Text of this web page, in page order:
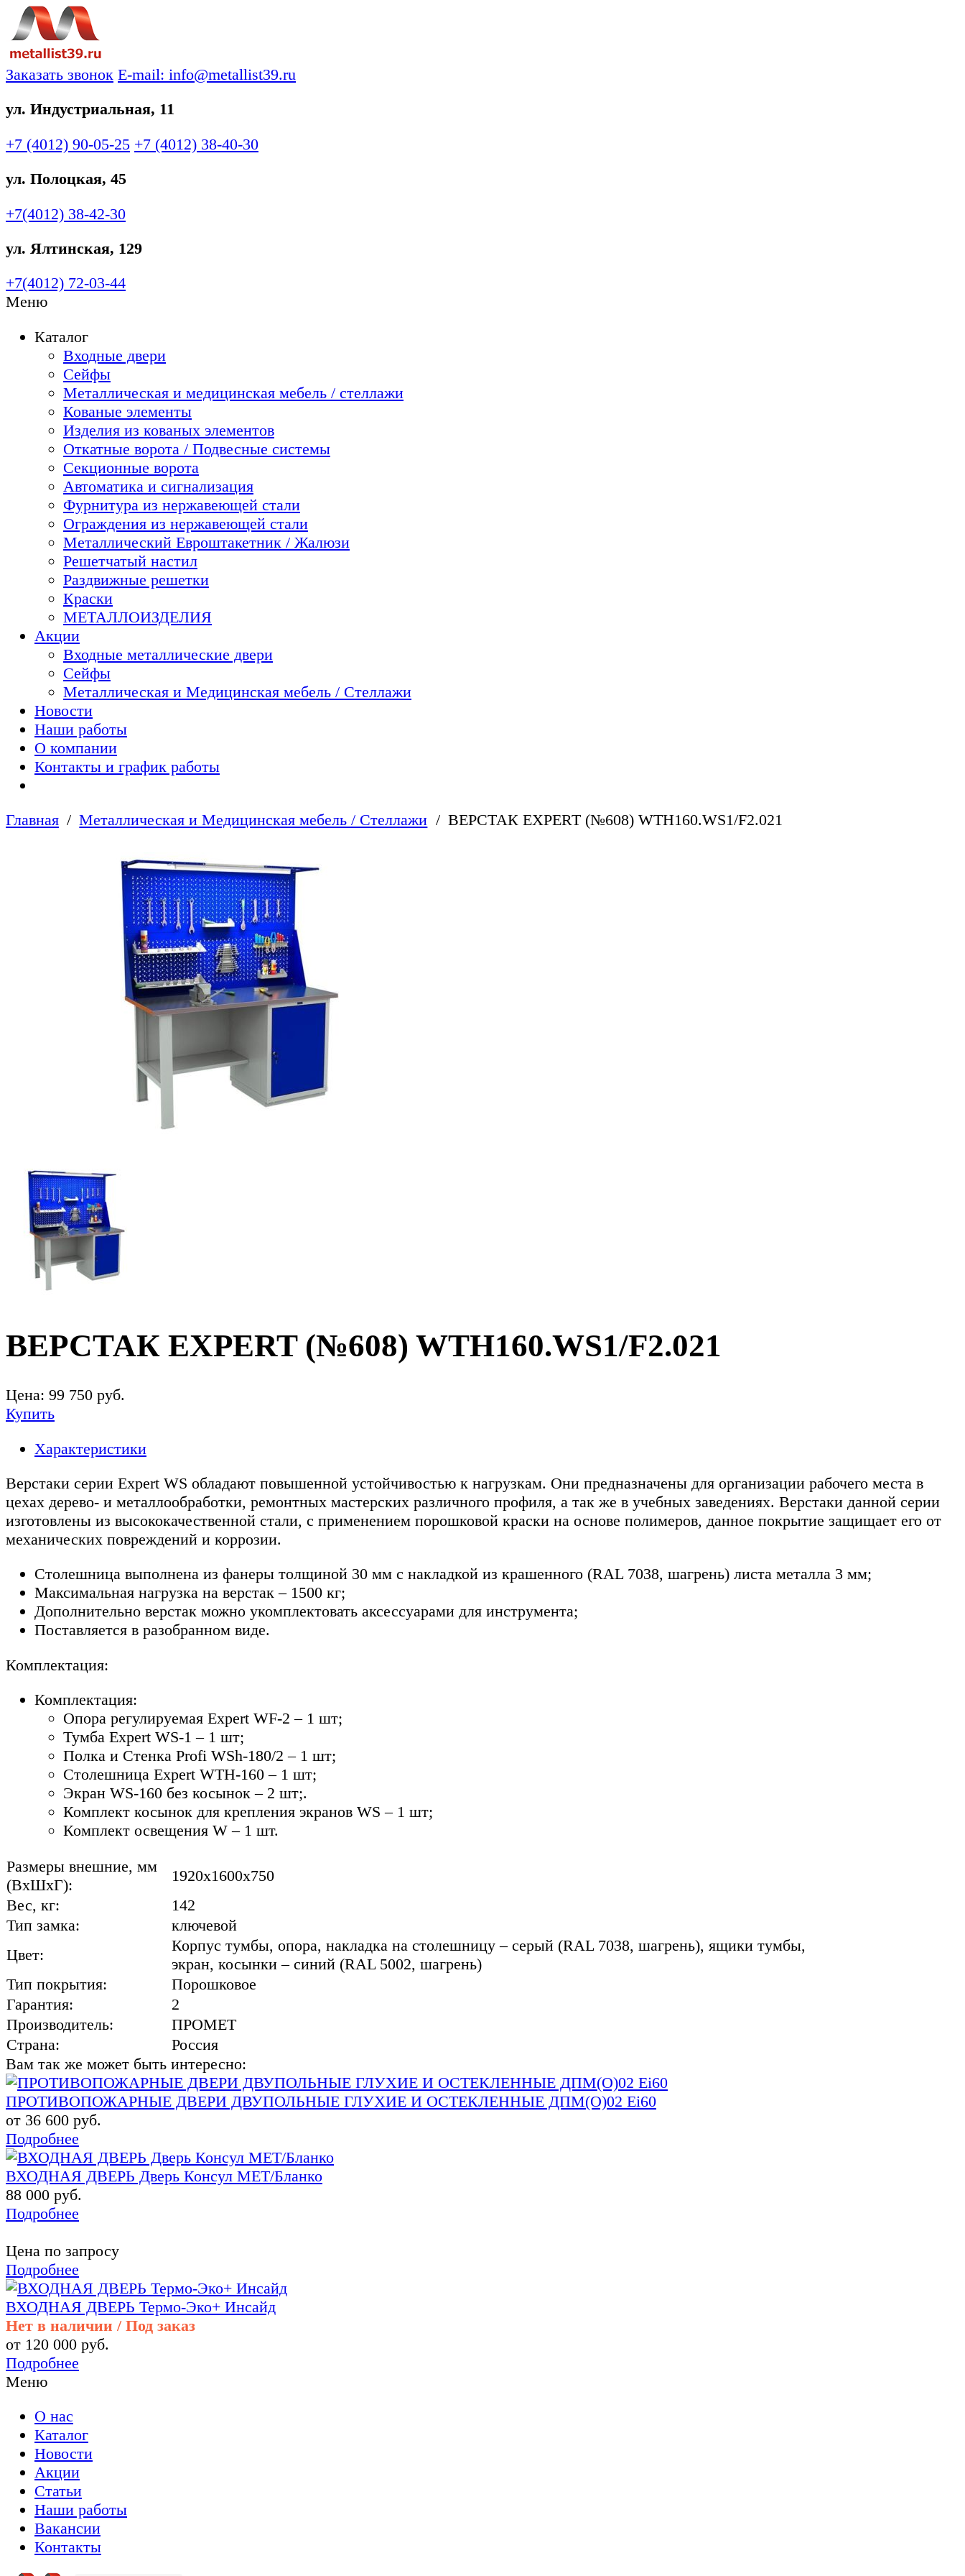
Заказать звонок E-mail: info@metallist39.ru
ул. Индустриальная, 11
+7 (4012) 90-05-25 +7 (4012) 38-40-30
ул. Полоцкая, 45
+7(4012) 38-42-30
ул. Ялтинская, 129
+7(4012) 72-03-44
Меню
Каталог
Входные двери
Сейфы
Металлическая и медицинская мебель / стеллажи
Кованые элементы
Изделия из кованых элементов
Откатные ворота / Подвесные системы
Секционные ворота
Автоматика и сигнализация
Фурнитура из нержавеющей стали
Ограждения из нержавеющей стали
Металлический Евроштакетник / Жалюзи
Решетчатый настил
Раздвижные решетки
Краски
МЕТАЛЛОИЗДЕЛИЯ
Акции
Входные металлические двери
Сейфы
Металлическая и Медицинская мебель / Стеллажи
Новости
Наши работы
О компании
Контакты и график работы
Главная Металлическая и Медицинская мебель / Стеллажи ВЕРСТАК EXPERT (№608) WTH160.WS1/F2.021
ВЕРСТАК EXPERT (№608) WTH160.WS1/F2.021
Цена: 99 750 руб.
Купить
Характеристики
Верстаки серии Expert WS обладают повышенной устойчивостью к нагрузкам. Они предназначены для организации рабочего места в
цехах дерево- и металлообработки, ремонтных мастерских различного профиля, а так же в учебных заведениях. Верстаки данной серии
изготовлены из высококачественной стали, с применением порошковой краски на основе полимеров, данное покрытие защищает его от
механических повреждений и коррозии.
Столешница выполнена из фанеры толщиной 30 мм с накладкой из крашенного (RAL 7038, шагрень) листа металла 3 мм;
Максимальная нагрузка на верстак – 1500 кг;
Дополнительно верстак можно укомплектовать аксессуарами для инструмента;
Поставляется в разобранном виде.
Комплектация:
Комплектация:
Опора регулируемая Expert WF-2 – 1 шт;
Тумба Expert WS-1 – 1 шт;
Полка и Стенка Profi WSh-180/2 – 1 шт;
Столешница Expert WTH-160 – 1 шт;
Экран WS-160 без косынок – 2 шт;.
Комплект косынок для крепления экранов WS – 1 шт;
Комплект освещения W – 1 шт.
Размеры внешние, мм
(ВхШхГ):
1920x1600x750
Вес, кг:
142
Тип замка:
ключевой
Цвет:
Корпус тумбы, опора, накладка на столешницу – серый (RAL 7038, шагрень), ящики тумбы,
экран, косынки – синий (RAL 5002, шагрень)
Тип покрытия:
Порошковое
Гарантия:
2
Производитель:
ПРОМЕТ
Страна:
Россия
Вам так же может быть интересно:
ПРОТИВОПОЖАРНЫЕ ДВЕРИ ДВУПОЛЬНЫЕ ГЛУХИЕ И ОСТЕКЛЕННЫЕ ДПМ(О)02 Ei60
от 36 600 руб.
Подробнее
ВХОДНАЯ ДВЕРЬ Дверь Консул МЕТ/Бланко
88 000 руб.
Подробнее
Цена по запросу
Подробнее
ВХОДНАЯ ДВЕРЬ Термо-Эко+ Инсайд
Нет в наличии / Под заказ
от 120 000 руб.
Подробнее
Меню
О нас
Каталог
Новости
Акции
Статьи
Наши работы
Вакансии
Контакты